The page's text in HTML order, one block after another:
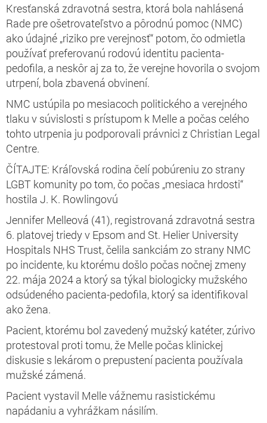
Kresťanská zdravotná sestra, ktorá bola nahlásená
Rade pre ošetrovateľstvo a pôrodnú pomoc (NMC)
ako údajné „riziko pre verejnosť“ potom, čo odmietla
používať preferovanú rodovú identitu pacienta-
pedofila, a neskôr aj za to, že verejne hovorila o svojom
utrpení, bola zbavená obvinení.
NMC ustúpila po mesiacoch politického a verejného
tlaku v súvislosti s prístupom k Melle a počas celého
tohto utrpenia ju podporovali právnici z Christian Legal
Centre.
ČÍTAJTE: Kráľovská rodina čelí pobúreniu zo strany
LGBT komunity po tom, čo počas „mesiaca hrdosti“
hostila J. K. Rowlingovú
Jennifer Melleová (41), registrovaná zdravotná sestra
6. platovej triedy v Epsom and St. Helier University
Hospitals NHS Trust, čelila sankciám zo strany NMC
po incidente, ku ktorému došlo počas nočnej zmeny
22. mája 2024 a ktorý sa týkal biologicky mužského
odsúdeného pacienta-pedofila, ktorý sa identifikoval
ako žena.
Pacient, ktorému bol zavedený mužský katéter, zúrivo
protestoval proti tomu, že Melle počas klinickej
diskusie s lekárom o prepustení pacienta používala
mužské zámená.
Pacient vystavil Melle vážnemu rasistickému
napádaniu a vyhrážkam násilím.